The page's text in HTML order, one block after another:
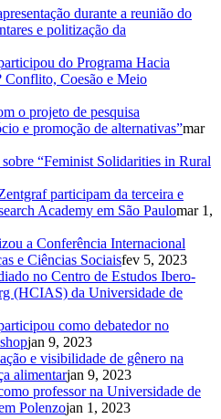
durante a reunião do
e politização da
do Programa Hacia
Conflito, Coesão e Meio
o projeto de pesquisa
e promoção de alternativas”mar
“Feminist Solidarities in Rural
participam da terceira e
Academy em São Paulomar 1,
a Conferência Internacional
e Ciências Sociaisfev 5, 2023
no Centro de Estudos Ibero-
(HCIAS) da Universidade de
como debatedor no
jan 9, 2023
e visibilidade de gênero na
alimentarjan 9, 2023
professor na Universidade de
Polenzojan 1, 2023